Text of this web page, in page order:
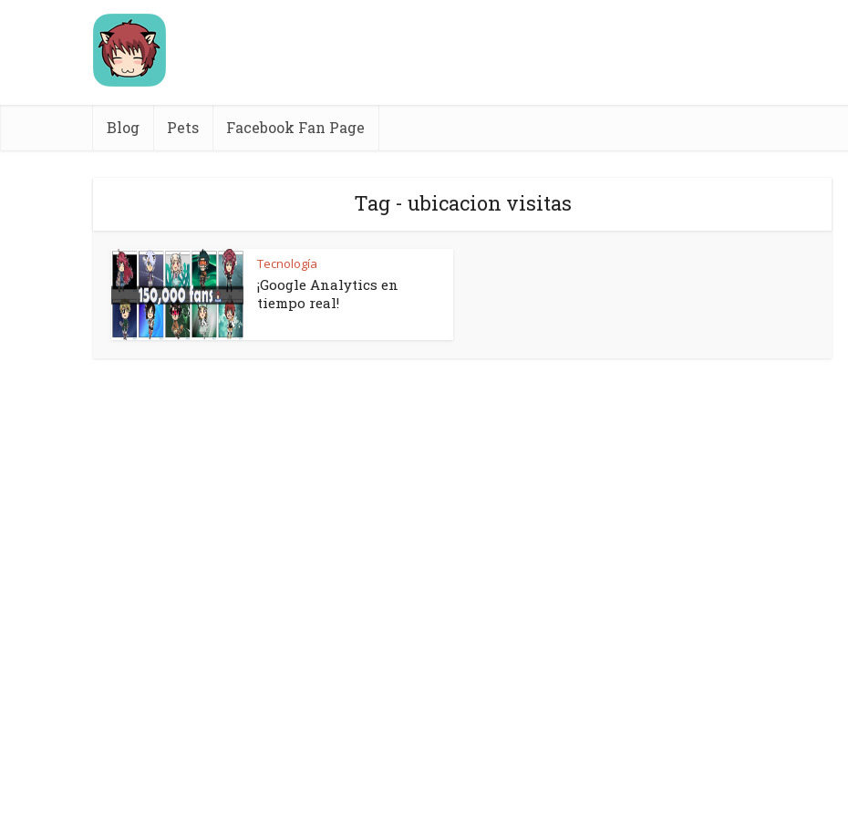
Blog Pets Facebook Fan Page
Tag - ubicacion visitas
Tecnología
¡Google Analytics en
tiempo real!